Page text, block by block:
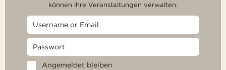
können ihre Veranstaltungen verwalten.
Angemeldet bleiben